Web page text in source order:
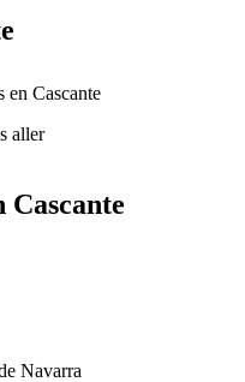
en Cascante
aller
Cascante
Navarra